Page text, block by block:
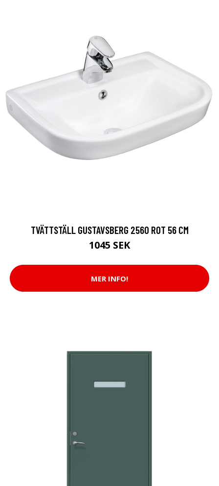
TVÄTTSTÄLL GUSTAVSBERG 2560 ROT 56 CM
1045 SEK
MER INFO!